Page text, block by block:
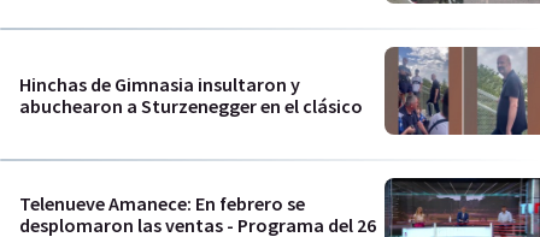
Hinchas de Gimnasia insultaron y
abuchearon a Sturzenegger en el clásico
Telenueve Amanece: En febrero se
desplomaron las ventas - Programa del 26